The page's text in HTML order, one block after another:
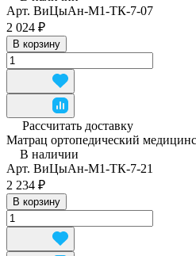
Арт. ВиЦыАн-М1-ТК-7-07
2 024 ₽
В корзину
Рассчитать доставку
Матрац ортопедический
В наличии
Арт. ВиЦыАн-М1-ТК-7-21
2 234 ₽
В корзину